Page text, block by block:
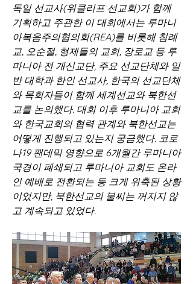
독일 선교사(위클리프 선교회)가 함께
기획하고 주관한 이 대회에서는 루마니
아복음주의협의회(REA)를 비롯해 침례
교, 오순절, 형제들의 교회, 장로교 등 루
마니아 전 개신교단, 주요 선교단체와 일
반 대학과 한인 선교사, 한국의 선교단체
와 목회자들이 함께 세계선교와 북한선
교를 논의했다. 대회 이후 루마니아 교회
와 한국교회의 협력 관계와 북한선교는
어떻게 진행되고 있는지 궁금했다. 코로
나19 팬데믹 영향으로 6개월간 루마니아
국경이 폐쇄되고 루마니아 교회도 온라
인 예배로 전환되는 등 크게 위축된 상황
이었지만, 북한선교의 불씨는 꺼지지 않
고 계속되고 있었다.